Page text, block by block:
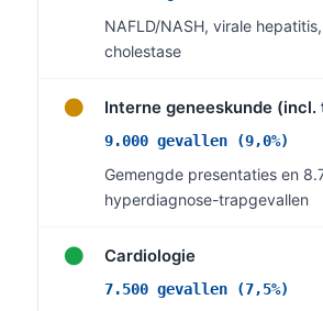
NAFLD/NASH, virale
cholestase
● Interne geneeskunde
9.000 gevallen (9,0%)
Gemengde presentaties en
hyperdiagnose-trapgevallen
● Cardiologie
7.500 gevallen (7,5%)
Български
Dansk
Bahasa Indonesia
Հայերեն
Íslenska
Svenska